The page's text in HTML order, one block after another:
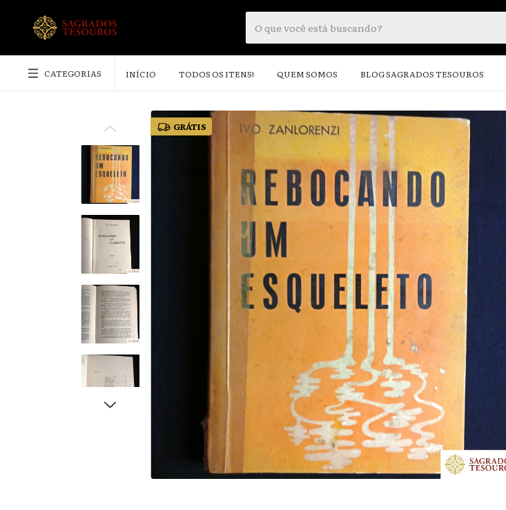
CATEGORIAS INÍCIO TODOS OS ITENS! QUEM SOMOS BLOG SAGRADOS TESOUROS
GRÁTIS